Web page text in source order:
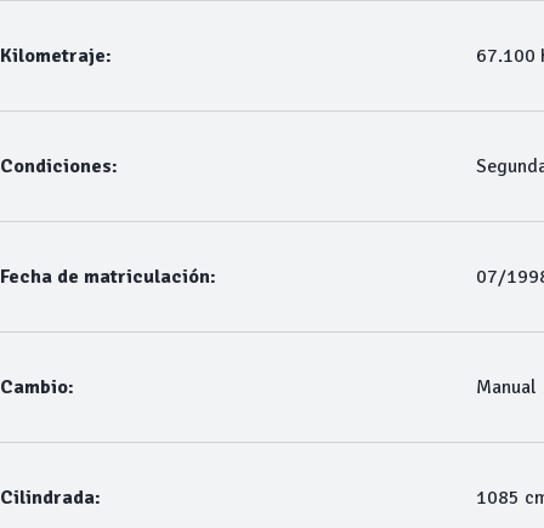
Kilometraje: 67.100
Condiciones:
Fecha de matriculación: 07/
Cambio: Manual
Cilindrada: 1085